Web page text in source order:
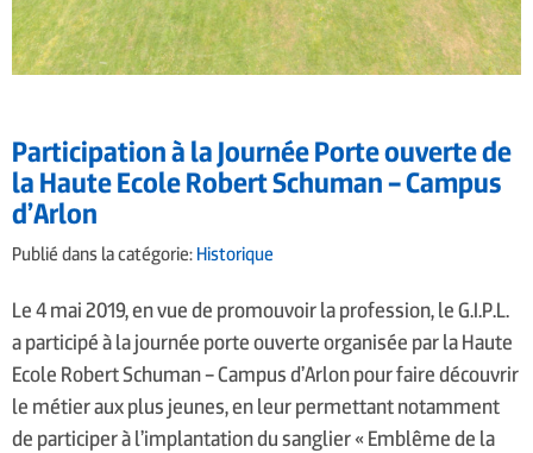
Participation à la Journée Porte ouverte de
la Haute Ecole Robert Schuman – Campus
d’Arlon
Publié dans la catégorie:Historique
Le 4 mai 2019, en vue de promouvoir la profession, le G.I.P.L.
a participé à la journée porte ouverte organisée par la Haute
Ecole Robert Schuman – Campus d’Arlon pour faire découvrir
le métier aux plus jeunes, en leur permettant notamment
de participer à l’implantation du sanglier « Emblême de la